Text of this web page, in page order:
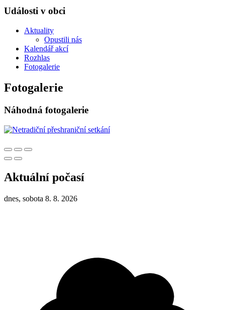
Události v obci
Aktuality
Opustili nás
Kalendář akcí
Rozhlas
Fotogalerie
Fotogalerie
Náhodná fotogalerie
Aktuální počasí
dnes, sobota 8. 8. 2026